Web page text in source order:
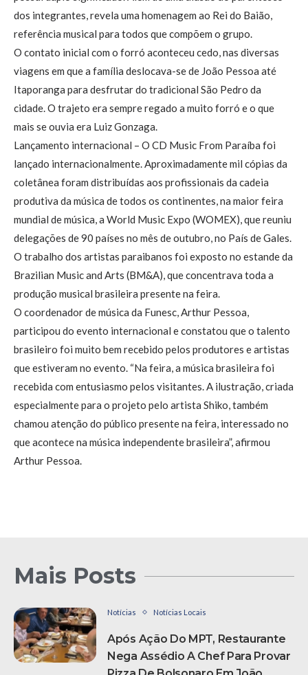
dos integrantes, revela uma homenagem ao Rei do Baião,
referência musical para todos que compõem o grupo.
O contato inicial com o forró aconteceu cedo, nas diversas
viagens em que a família deslocava-se de João Pessoa até
Itaporanga para desfrutar do tradicional São Pedro da
cidade. O trajeto era sempre regado a muito forró e o que
mais se ouvia era Luiz Gonzaga.
Lançamento internacional – O CD Music From Paraíba foi
lançado internacionalmente. Aproximadamente mil cópias da
coletânea foram distribuídas aos profissionais da cadeia
produtiva da música de todos os continentes, na maior feira
mundial de música, a World Music Expo (WOMEX), que reuniu
delegações de 90 países no mês de outubro, no País de Gales.
O trabalho dos artistas paraibanos foi exposto no estande da
Brazilian Music and Arts (BM&A), que concentrava toda a
produção musical brasileira presente na feira.
O coordenador de música da Funesc, Arthur Pessoa,
participou do evento internacional e constatou que o talento
brasileiro foi muito bem recebido pelos produtores e artistas
que estiveram no evento. “Na feira, a música brasileira foi
recebida com entusiasmo pelos visitantes. A ilustração, criada
especialmente para o projeto pelo artista Shiko, também
chamou atenção do público presente na feira, interessado no
que acontece na música independente brasileira”, afirmou
Arthur Pessoa.
Mais Posts
Notícias Notícias Locais
Após Ação Do MPT, Restaurante
Nega Assédio A Chef Para Provar